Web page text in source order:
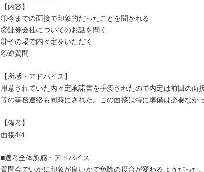
【内容】
①今までの面接で印象的だったことを聞かれる
②証券会社についてのお話を聞く
③その場で内々定をいただく
④逆質問
【所感・アドバイス】
用意されていた内々定承諾書を手渡されたので内定は前回の
等の事務連絡も同時にされた。この面接は特に準備は必要なかっ
【備考】
面接4/4
■選考全体所感・アドバイス
質問会でいかに印象が良いかで免除の度合が変わるようだった